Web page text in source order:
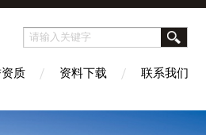
质 资料下载 联系我们